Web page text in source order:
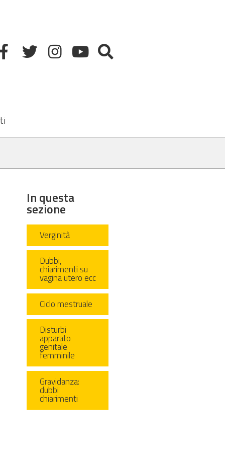
In questa
sezione
Verginità
Dubbi,
chiarimenti su
vagina utero ecc
Ciclo mestruale
Disturbi
apparato
genitale
femminile
Gravidanza:
dubbi
chiarimenti